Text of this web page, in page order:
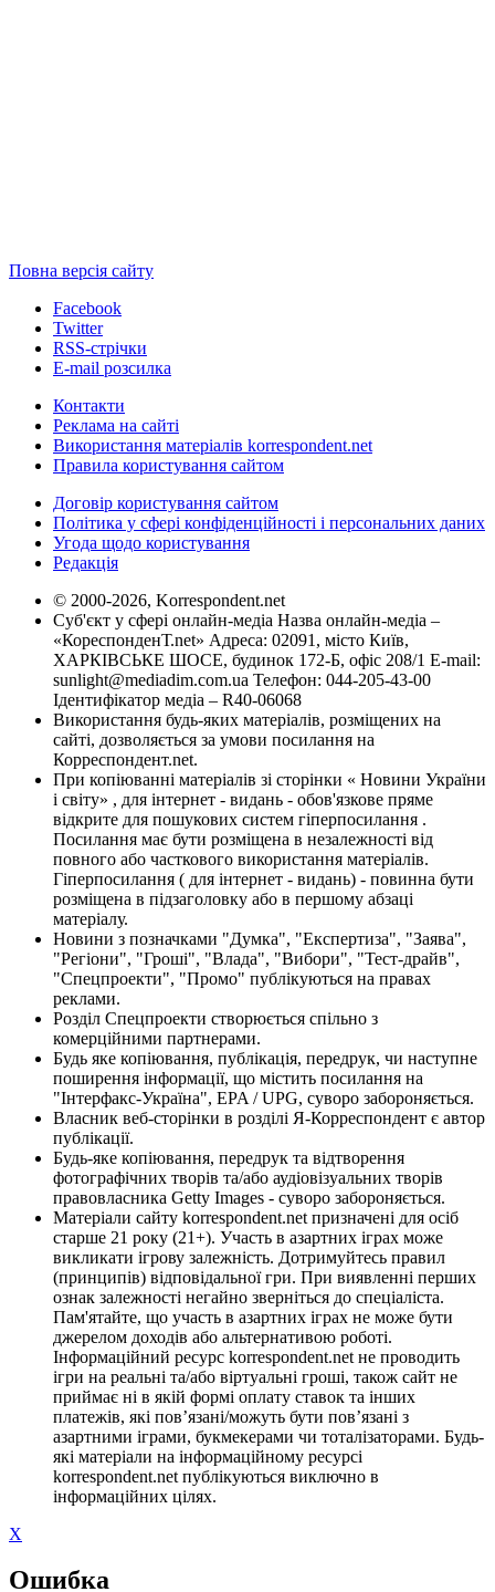
Повна версія сайту
Facebook
Twitter
RSS-стрічки
E-mail розсилка
Контакти
Реклама на сайті
Використання матеріалів korrespondent.net
Правила користування сайтом
Договір користування сайтом
Політика у сфері конфіденційності і персональних даних
Угода щодо користування
Редакція
© 2000-2026, Korrespondent.net
Суб'єкт у сфері онлайн-медіа Назва онлайн-медіа –
«КореспонденТ.net» Адреса: 02091, місто Київ,
ХАРКІВСЬКЕ ШОСЕ, будинок 172-Б, офіс 208/1 E-mail:
sunlight@mediadim.com.ua Телефон: 044-205-43-00
Ідентифікатор медіа – R40-06068
Використання будь-яких матеріалів, розміщених на
сайті, дозволяється за умови посилання на
Корреспондент.net.
При копіюванні матеріалів зі сторінки « Новини України
і світу» , для інтернет - видань - обов'язкове пряме
відкрите для пошукових систем гіперпосилання .
Посилання має бути розміщена в незалежності від
повного або часткового використання матеріалів.
Гіперпосилання ( для інтернет - видань) - повинна бути
розміщена в підзаголовку або в першому абзаці
матеріалу.
Новини з позначками "Думка", "Експертиза", "Заява",
"Регіони", "Гроші", "Влада", "Вибори", "Тест-драйв",
"Спецпроекти", "Промо" публікуються на правах
реклами.
Розділ Спецпроекти створюється спільно з
комерційними партнерами.
Будь яке копіювання, публікація, передрук, чи наступне
поширення інформації, що містить посилання на
"Інтерфакс-Україна", EPA / UPG, суворо забороняється.
Власник веб-сторінки в розділі Я-Корреспондент є автор
публікації.
Будь-яке копіювання, передрук та відтворення
фотографічних творів та/або аудіовізуальних творів
правовласника Getty Images - суворо забороняється.
Матеріали сайту korrespondent.net призначені для осіб
старше 21 року (21+). Участь в азартних іграх може
викликати ігрову залежність. Дотримуйтесь правил
(принципів) відповідальної гри. При виявленні перших
ознак залежності негайно зверніться до спеціаліста.
Пам'ятайте, що участь в азартних іграх не може бути
джерелом доходів або альтернативою роботі.
Інформаційний ресурс korrespondent.net не проводить
ігри на реальні та/або віртуальні гроші, також сайт не
приймає ні в якій формі оплату ставок та інших
платежів, які пов’язані/можуть бути пов’язані з
азартними іграми, букмекерами чи тоталізаторами. Будь-
які матеріали на інформаційному ресурсі
korrespondent.net публікуються виключно в
інформаційних цілях.
X
Ошибка